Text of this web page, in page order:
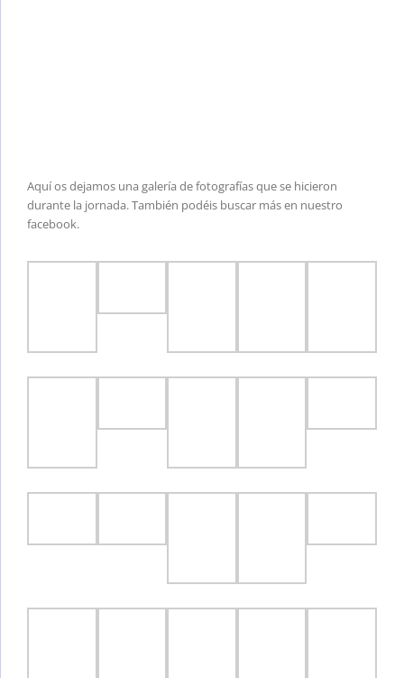
Aquí os dejamos una galería de fotografías que se hicieron
durante la jornada. También podéis buscar más en nuestro
facebook.